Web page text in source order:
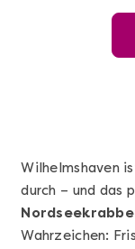
Wilhelmshaven
durch – und das
Wahrzeichen: